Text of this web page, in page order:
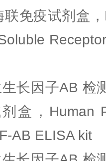
免疫试剂盒
长因子AB 检
盒，Human
AB ELISA kit